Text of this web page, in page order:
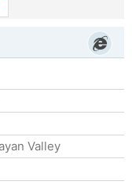
Valley